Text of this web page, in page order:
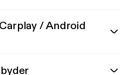
/ Android